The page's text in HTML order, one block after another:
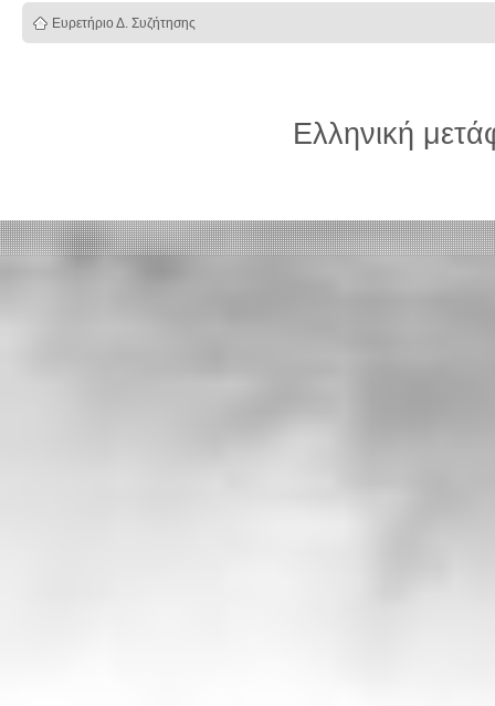
Ευρετήριο Δ. Συζήτησης
Ελληνική